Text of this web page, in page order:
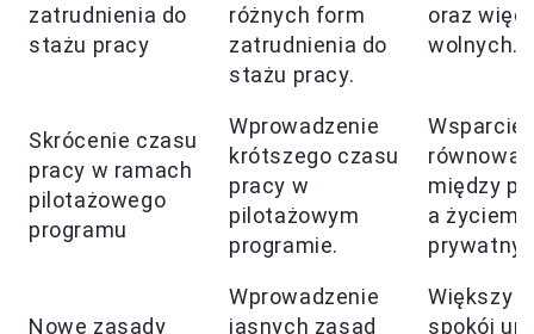
zatrudnienia do
stażu pracy
różnych form
zatrudnienia do
stażu pracy.
oraz
wolnych.
Skrócenie czasu
pracy w ramach
pilotażowego
programu
Wprowadzenie
krótszego czasu
pracy w
pilotażowym
programie.
Wsparcie
między
a życiem
Nowe zasady
Wprowadzenie
jasnych zasad
Większy
spokój